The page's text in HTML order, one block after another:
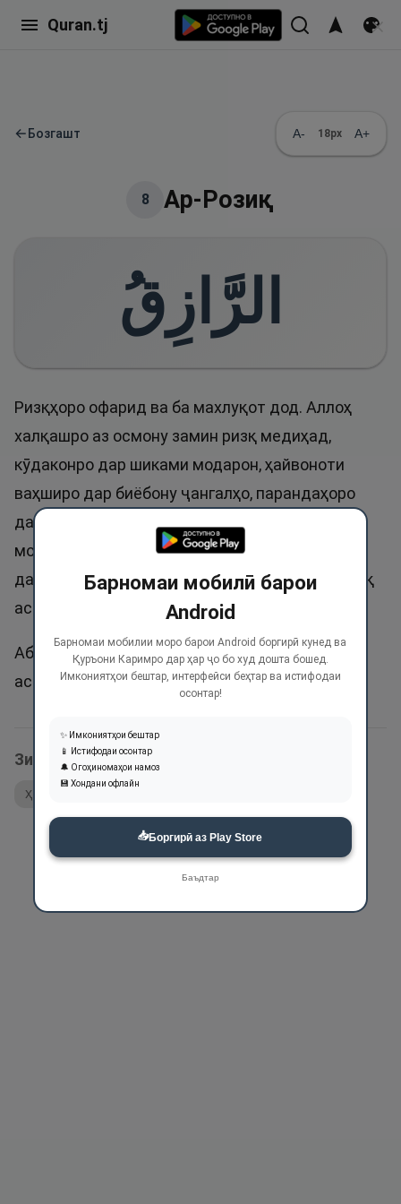
Quran.tj
←Бозгашт A- 18px A+
8 Ар-Розиқ
الرَّازِقُ
Ризқҳоро офарид ва ба махлуқот дод. Аллоҳ
халқашро аз осмону замин ризқ медиҳад,
кӯдаконро дар шиками модарон, ҳайвоноти
ваҳширо дар биёбону ҷангалҳо, парандаҳоро
дар қуллаҳои куҳҳо ва дар лонаҳояш ва
моҳиҳоро дар қаъри об ризқ медиҳад. Ин ном
дар ҳадиси саҳеҳ собит шудааст: «Аллоҳ розиқ
аст». Ривояти Аҳмад.
Абдуррозиқ ном гузоштани писарҳо мустаҳаб
аст. Аммо Розиқ номидан ҷоиз нест.
Зикри ин ном дар оятҳои Қуръон:
Ҳадис
Барномаи мобилӣ барои
Android
Барномаи мобилии моро барои Android боргирӣ кунед ва
Қуръони Каримро дар ҳар ҷо бо худ дошта бошед.
Имкониятҳои бештар, интерфейси беҳтар ва истифодаи
осонтар!
✨ Имкониятҳои бештар
📱 Истифодаи осонтар
🔔 Огоҳиномаҳои намоз
💾 Хондани офлайн
📥Боргирӣ аз Play Store
Баъдтар